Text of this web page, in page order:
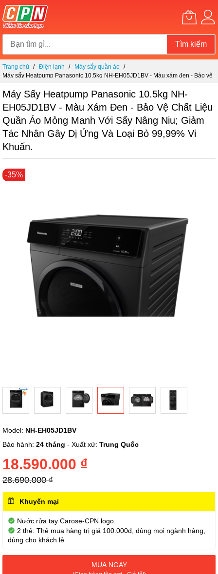
Tìm kiếm
Chuyển
đến
dung
Trang chủ Điện lạnh
Máy sấy quần áo
Máy sấy Heatpump Panasonic 10.5kg NH-EH05JD1BV - Màu xám đen - Bảo vệ
loại bỏ 99,99% vi khuẩn.
Máy Sấy Heatpump Panasonic 10.5kg NH-
EH05JD1BV - Màu Xám Đen - Bảo Vệ Chất Liệu
Quần Áo Mỏng Manh Với Sấy Nâng Niu; Giảm
Tác Nhân Gây Dị Ứng Và Loại Bỏ 99,99% Vi
Khuẩn.
Chuyển
đến
đến
phần
của
thư
viện
ảnh
-35%
Model: NH-EH05JD1BV
Bảo hành: 24 tháng - Xuất xứ: Trung Quốc
18.590.000 ₫
28.690.000 ₫
Khuyến mại
Nước rửa tay Carose-CPN logo
2 thẻ: Thẻ mua hàng trị giá 100.000đ, dùng mọi ngành hàng,
dùng cho khách lẻ
MUA NGAY